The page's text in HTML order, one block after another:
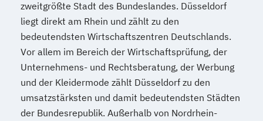
zweitgrößte Stadt des Bundeslandes. Düsseldorf
liegt direkt am Rhein und zählt zu den
bedeutendsten Wirtschaftszentren Deutschlands.
Vor allem im Bereich der Wirtschaftsprüfung, der
Unternehmens- und Rechtsberatung, der Werbung
und der Kleidermode zählt Düsseldorf zu den
umsatzstärksten und damit bedeutendsten Städten
der Bundesrepublik. Außerhalb von Nordrhein-